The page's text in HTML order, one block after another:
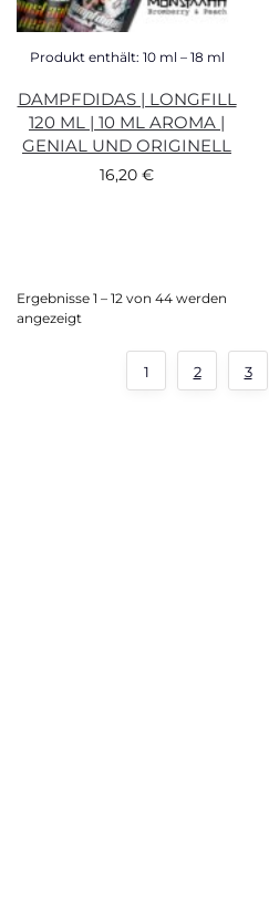
Produkt enthält: 10 ml – 18 ml
DAMPFDIDAS | LONGFILL
120 ML | 10 ML AROMA |
GENIAL UND ORIGINELL
16,20 €
Ergebnisse 1 – 12 von 44 werden
angezeigt
1 2 3